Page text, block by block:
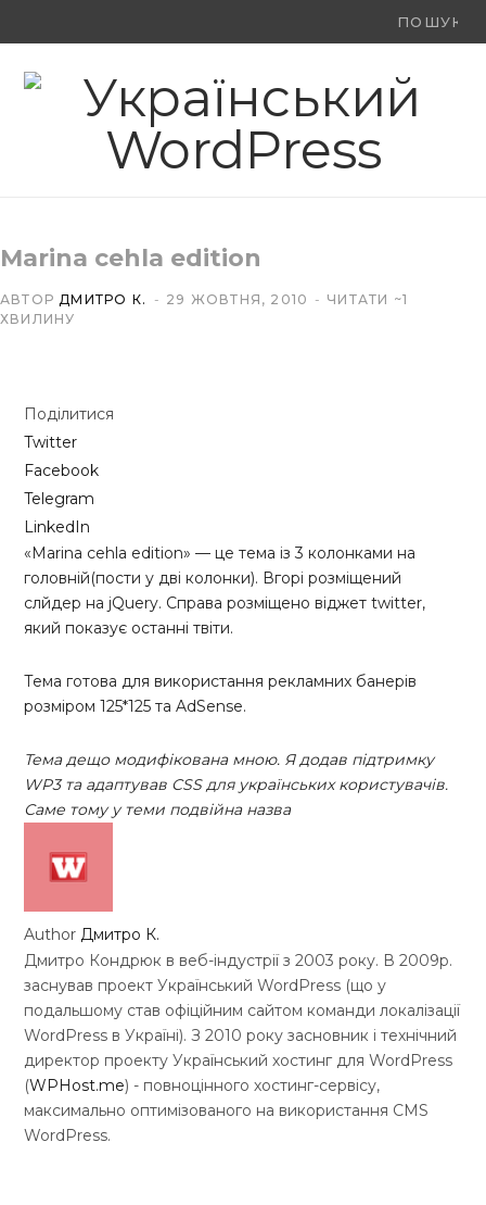
Ви
F
o
X
(
t
Y
o
e
Marina cehla edition
АВТОРДМИТРО К. 29 ЖОВТНЯ, 2010
ЧИТАТИ ~1
ХВИЛИНУ
Поділитися
Twitter
Facebook
Telegram
LinkedIn
«Marina cehla edition» — це тема із 3 колонками на
головній(пости у дві колонки). Вгорі розміщений
слйдер на jQuery. Справа розміщено віджет twitter,
який показує останні твіти.
Тема готова для використання рекламних банерів
розміром 125*125 та AdSense.
Тема дещо модифікована мною. Я додав підтримку
WP3 та адаптував CSS для українських користувачів.
Саме тому у теми подвійна назва
Author Дмитро К.
Дмитро Кондрюк в веб-індустрії з 2003 року. В 2009р.
заснував проект Український WordPress (що у
подальшому став офіційним сайтом команди локалізації
WordPress в Україні). З 2010 року засновник і технічний
директор проекту Український хостинг для WordPress
(WPHost.me) - повноцінного хостинг-сервісу,
максимально оптимізованого на використання CMS
WordPress.